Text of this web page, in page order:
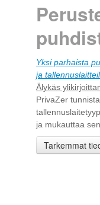
Yksi parhaista
ja
Älykäs
PrivaZer
ja mukauttaa
Tarkemmat